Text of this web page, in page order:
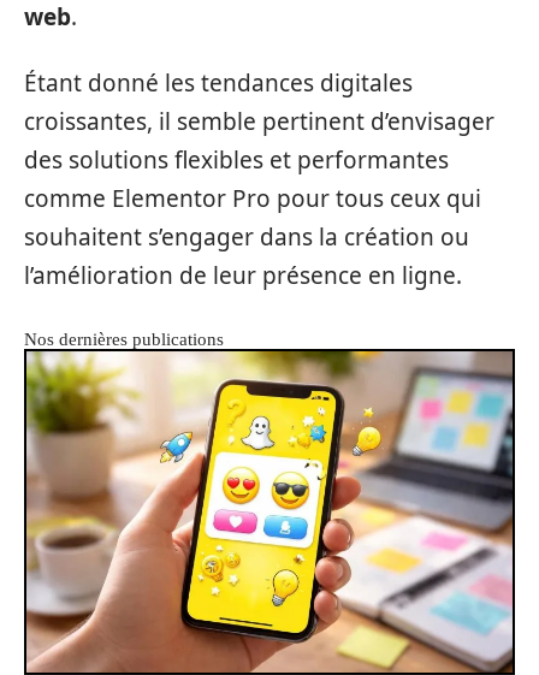
web.
Étant donné les tendances digitales
croissantes, il semble pertinent d’envisager
des solutions flexibles et performantes
comme Elementor Pro pour tous ceux qui
souhaitent s’engager dans la création ou
l’amélioration de leur présence en ligne.
Nos dernières publications